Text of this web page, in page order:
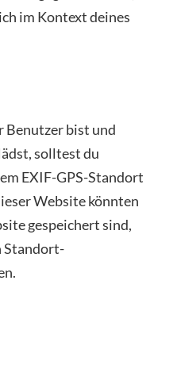
im Kontext deines
Benutzer bist und
solltest du
EXIF-GPS-Standort
Website könnten
gespeichert sind,
Standort-